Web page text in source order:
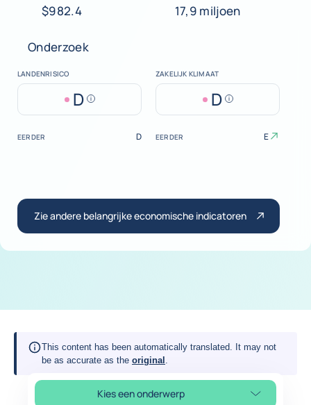
$982.4 17,9 miljoen
Onderzoek
LANDENRISICO
D Help
ZAKELIJK KLIMAAT
D Help
EERDER D EERDER E
Zie andere belangrijke economische indicatoren
This content has been automatically translated. It may not
be as accurate as the original .
Kies een onderwerpSelecteer paginasectie